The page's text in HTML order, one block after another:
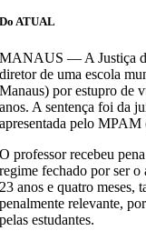
Do ATUAL
MANAUS — A Justiça
diretor de uma escola
Manaus) por estupro de
anos. A sentença foi da
apresentada pelo
O professor recebeu
regime fechado por ser
23 anos e quatro meses,
penalmente relevante,
pelas estudantes.